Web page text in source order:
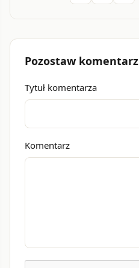
Pozostaw komentarz
Tytuł komentarza
Komentarz